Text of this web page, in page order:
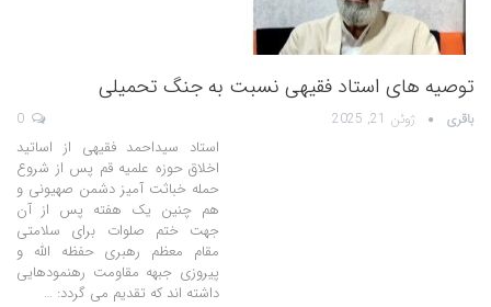
توصیه های استاد فقیهی نسبت به جنگ تحمیلی
باقری ژوئن 21, 2025
استاد سیداحمد فقیهی از اساتید
اخلاق حوزه علمیه قم پس از شروع
حمله خباثت آمیز دشمن صهیونی و
هم چنین یک هفته پس از آن
جهت ختم صلوات برای سلامتی
مقام معظم رهبری حفظه الله و
پیروزی جبهه مقاومت رهنمودهایی
داشته اند که تقدیم می گردد: …